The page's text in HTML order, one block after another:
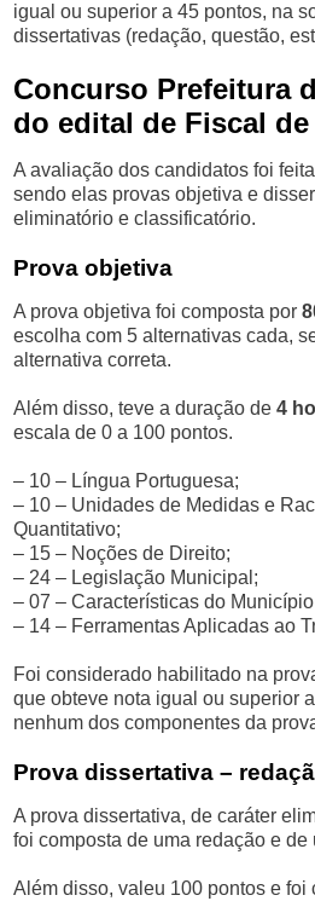
igual ou superior a 45 pontos, na
dissertativas (redação, questão,
Concurso Prefeitura
do edital de Fiscal
A avaliação dos candidatos foi
sendo elas provas objetiva e
eliminatório e classificatório.
Prova objetiva
A prova objetiva foi composta por
escolha com 5 alternativas cada,
alternativa correta.
Além disso, teve a duração de4
escala de 0 a 100 pontos.
– 10 – Língua Portuguesa;
– 10 – Unidades de Medidas e
Quantitativo;
– 15 – Noções de Direito;
– 24 – Legislação Municipal;
– 07 – Características do
– 14 – Ferramentas Aplicadas ao
Foi considerado habilitado na
que obteve nota igual ou superior
nenhum dos componentes da
Prova dissertativa –
A prova dissertativa, de caráter
foi composta de uma redação e de
Além disso, valeu 100 pontos e